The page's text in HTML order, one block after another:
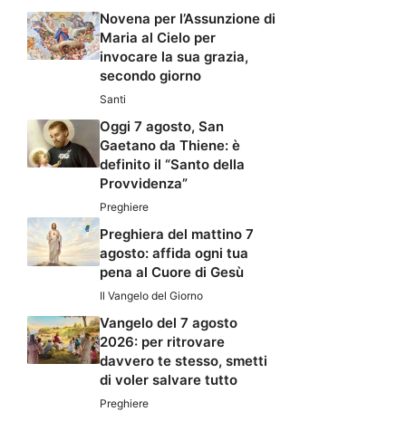
Novena per l’Assunzione di
Maria al Cielo per
invocare la sua grazia,
secondo giorno
Santi
Oggi 7 agosto, San
Gaetano da Thiene: è
definito il “Santo della
Provvidenza”
Preghiere
Preghiera del mattino 7
agosto: affida ogni tua
pena al Cuore di Gesù
Il Vangelo del Giorno
Vangelo del 7 agosto
2026: per ritrovare
davvero te stesso, smetti
di voler salvare tutto
Preghiere